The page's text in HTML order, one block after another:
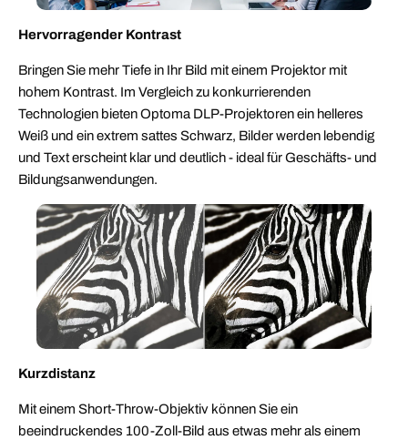
Hervorragender Kontrast
Bringen Sie mehr Tiefe in Ihr Bild mit einem Projektor mit
hohem Kontrast. Im Vergleich zu konkurrierenden
Technologien bieten Optoma DLP-Projektoren ein helleres
Weiß und ein extrem sattes Schwarz, Bilder werden lebendig
und Text erscheint klar und deutlich - ideal für Geschäfts- und
Bildungsanwendungen.
Kurzdistanz
Mit einem Short-Throw-Objektiv können Sie ein
beeindruckendes 100-Zoll-Bild aus etwas mehr als einem